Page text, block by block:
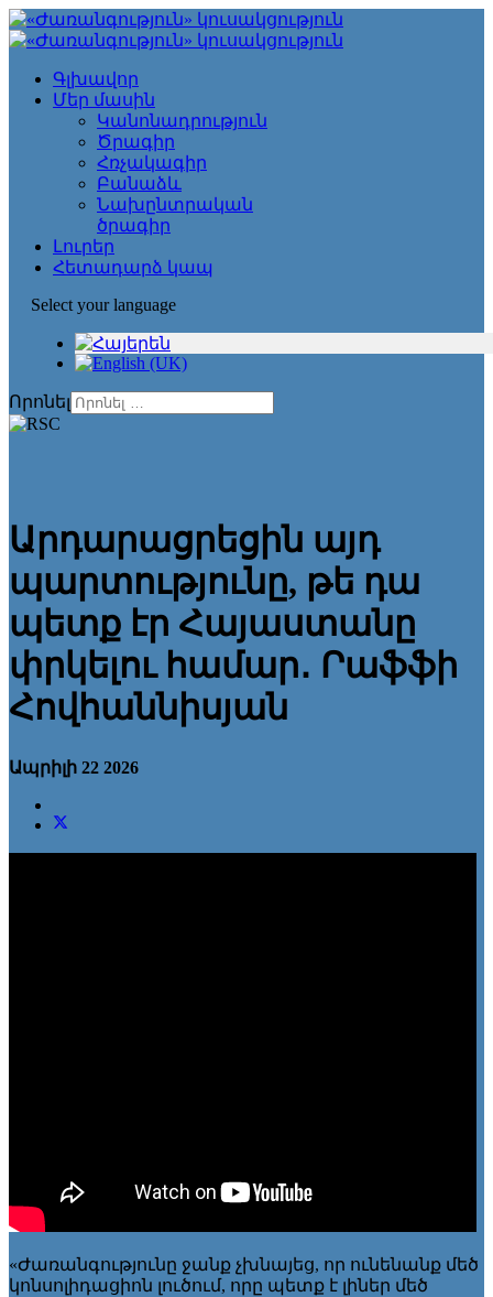
Գլխավոր
Մեր մասին
Կանոնադրություն
Ծրագիր
Հռչակագիր
Բանաձև
Նախընտրական
ծրագիր
Լուրեր
Հետադարձ կապ
Select your language
Որոնել
Արդարացրեցին այդ
պարտությունը, թե դա
պետք էր Հայաստանը
փրկելու համար․ Րաֆֆի
Հովհաննիսյան
Ապրիլի 22 2026
«Ժառանգությունը ջանք չխնայեց, որ ունենանք մեծ
կոնսոլիդացիոն լուծում, որը պետք է լիներ մեծ